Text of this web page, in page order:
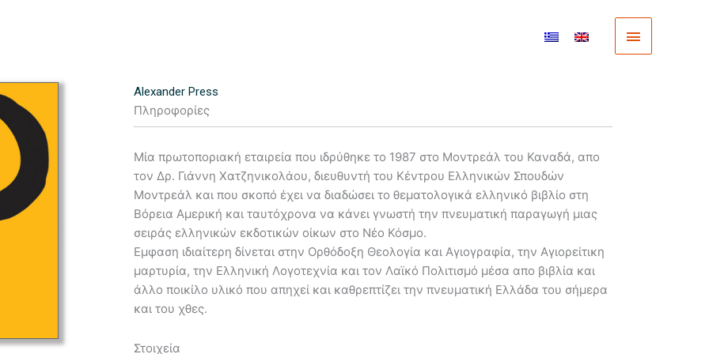
Main
Alexander Press
Πληροφορίες
Μία πρωτοποριακή εταιρεία που ιδρύθηκε το 1987 στο Μοντρεάλ του Καναδά, απο
τον Δρ. Γιάννη Χατζηνικολάου, διευθυντή του Κέντρου Ελληνικών Σπουδών
Μοντρεάλ και που σκοπό έχει να διαδώσει το θεματολογικά ελληνικό βιβλίο στη
Βόρεια Αμερική και ταυτόχρονα να κάνει γνωστή την πνευματική παραγωγή μιας
σειράς ελληνικών εκδοτικών οίκων στο Νέο Κόσμο.
Εμφαση ιδιαίτερη δίνεται στην Ορθόδοξη Θεολογία και Αγιογραφία, την Αγιορείτικη
μαρτυρία, την Ελληνική Λογοτεχνία και τον Λαϊκό Πολιτισμό μέσα απο βιβλία και
άλλο ποικίλο υλικό που απηχεί και καθρεπτίζει την πνευματική Ελλάδα του σήμερα
και του χθες.
Στοιχεία